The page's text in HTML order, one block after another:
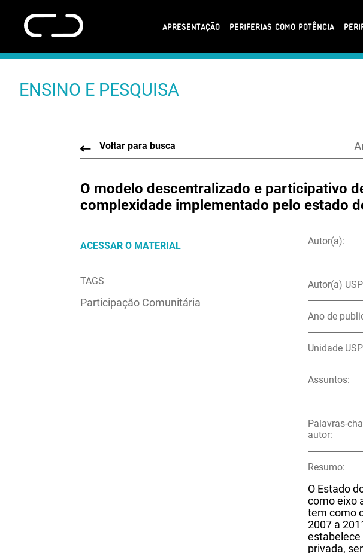
APRESENTAÇÃO PERIFERIAS COMO POTÊNCIA
ENSINO E PESQUISA
Voltar para busca
O modelo descentralizado e participativo
complexidade implementado pelo estado
ACESSAR O MATERIAL
TAGS
Participação Comunitária
Autor(a):
Autor(a)
Ano de
Unidade
Assuntos:
Palavras-
autor:
Resumo:
O Estado
como eixo
tem como
2007 a
estabelece
privada,